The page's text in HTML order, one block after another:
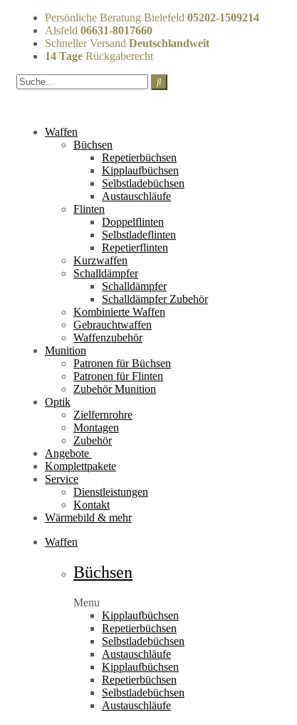
Persönliche Beratung Bielefeld 05202-1509214
Alsfeld 06631-8017660
Schneller Versand Deutschlandweit
14 Tage Rückgaberecht
Waffen
Büchsen
Repetierbüchsen
Kipplaufbüchsen
Selbstladebüchsen
Austauschläufe
Flinten
Doppelflinten
Selbstladeflinten
Repetierflinten
Kurzwaffen
Schalldämpfer
Schalldämpfer
Schalldämpfer Zubehör
Kombinierte Waffen
Gebrauchtwaffen
Waffenzubehör
Munition
Patronen für Büchsen
Patronen für Flinten
Zubehör Munition
Optik
Zielfernrohre
Montagen
Zubehör
Angebote
Komplettpakete
Service
Dienstleistungen
Kontakt
Wärmebild & mehr
Waffen
Büchsen
Menu
Kipplaufbüchsen
Repetierbüchsen
Selbstladebüchsen
Austauschläufe
Kipplaufbüchsen
Repetierbüchsen
Selbstladebüchsen
Austauschläufe